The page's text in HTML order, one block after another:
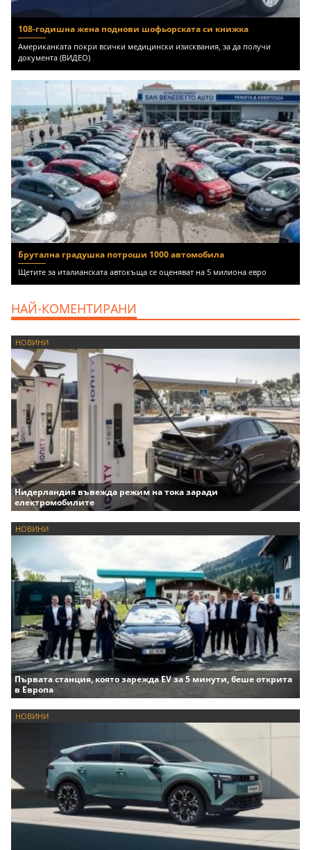
108-годишна жена поднови шофьорската си книжка
Американката покри всички медицински изисквания, за да получи
документа (ВИДЕО)
Брутална градушка потроши 1000 автомобила
Щетите за италианската автокъща се оценяват на 5 милиона евро
НАЙ-КОМЕНТИРАНИ
НОВИНИ
Нидерландия въвежда режим на тока заради
електромобилите
НОВИНИ
Първата станция, която зарежда EV за 5 минути, беше открита
в Европа
НОВИНИ